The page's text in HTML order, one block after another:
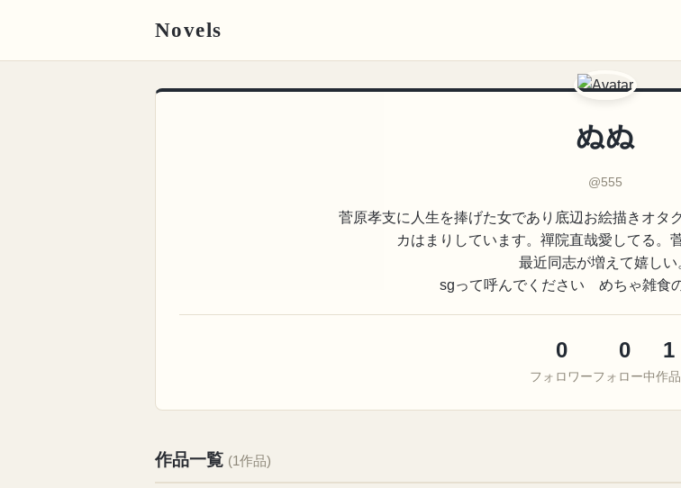
Novels
ぬぬ
@555
菅原孝支に人生を捧げた女であり底辺お絵描きオタ
カはまりしています。禪院直哉愛してる。
最近同志が増えて嬉しい
sgって呼んでください めちゃ雑食
0
フォロワー
0
フォロー中
1
作品
作品一覧 (1作品)